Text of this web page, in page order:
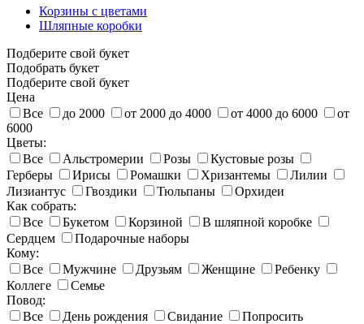
Корзины с цветами
Шляпные коробки
Подберите свой букет
Подобрать букет
Подберите свой букет
Цена
Все
до 2000 от 2000 до 4000 от 4000 до 6000
от
6000
Цветы:
Все
Альстромерии Розы
Кустовые розы
Герберы
Ирисы Ромашки Хризантемы
Лилии
Лизиантус
Гвоздики Тюльпаны
Орхидеи
Как собрать:
Все
Букетом Корзиной
В шляпной коробке
Сердцем
Подарочные наборы
Кому:
Все
Мужчине Друзьям Женщине
Ребенку
Коллеге
Семье
Повод:
Все
День рождения Свидание
Попросить